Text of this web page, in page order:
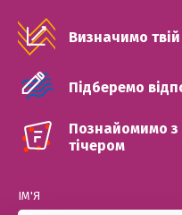
Визначимо твій
Підберемо
Познайомимо з
тічером
ІМ'Я